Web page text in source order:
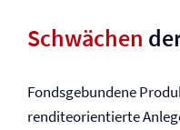
Schwächen
Fondsgebundene
renditeorientierte